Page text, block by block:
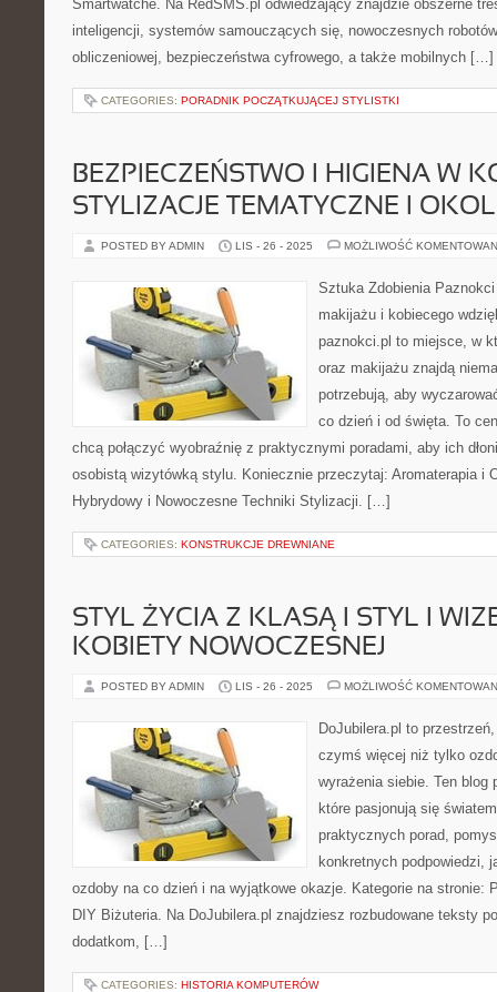
Smartwatche. Na RedSMS.pl odwiedzający znajdzie obszerne
inteligencji, systemów samouczących się, nowoczesnych
obliczeniowej, bezpieczeństwa cyfrowego, a także mobilnych […]
CATEGORIES: PORADNIK POCZĄTKUJĄCEJ STYLISTKI
BEZPIECZEŃSTWO I HIGIENA W
STYLIZACJE TEMATYCZNE I
POSTED BY ADMIN LIS - 26 - 2025 MOŻLIWOŚĆ
Sztuka Zdobienia
makijażu i kobiecego
paznokci.pl to miejsce, w
oraz makijażu znajdą
potrzebują, aby
co dzień i od święta. To
chcą połączyć wyobraźnię z praktycznymi poradami, aby ich
osobistą wizytówką stylu. Koniecznie przeczytaj: Aromaterapia i
Hybrydowy i Nowoczesne Techniki Stylizacji. […]
CATEGORIES: KONSTRUKCJE DREWNIANE
STYL ŻYCIA Z KLASĄ I STYL I
KOBIETY NOWOCZESNEJ
POSTED BY ADMIN LIS - 26 - 2025 MOŻLIWOŚĆ
DoJubilera.pl to
czymś więcej niż tylko
wyrażenia siebie. Ten blog
które pasjonują się
praktycznych porad,
konkretnych podpowiedzi,
ozdoby na co dzień i na wyjątkowe okazje. Kategorie na stronie:
DIY Biżuteria. Na DoJubilera.pl znajdziesz rozbudowane teksty
dodatkom, […]
CATEGORIES: HISTORIA KOMPUTERÓW